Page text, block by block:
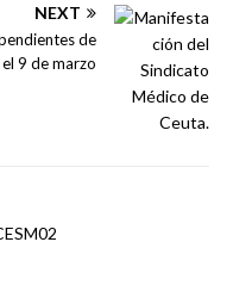
NEXT
de
9 de marzo